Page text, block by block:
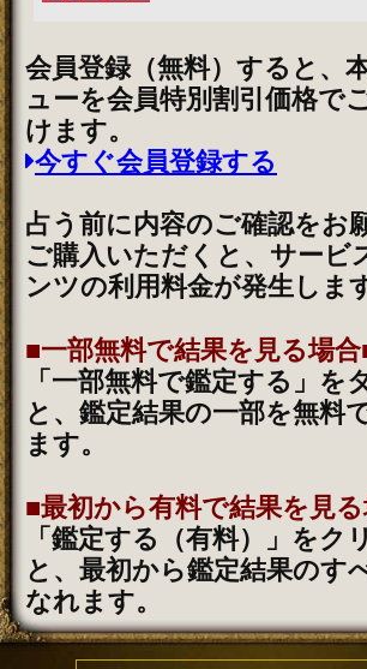
2026年8月3日リリース
魂の本音が聴こえる！【運命結びの奇跡霊
札】心の奥底視抜く◆魂唯タロット
2026年7月30日リリース
ダウジング｜英国認定◆プロ25年“運命ビ
タ当て”マリーの高精度鑑定